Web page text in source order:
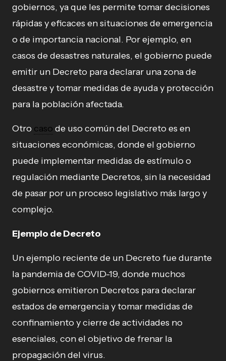
gobiernos, ya que les permite tomar decisiones
rápidas y eficaces en situaciones de emergencia
o de importancia nacional. Por ejemplo, en
casos de desastres naturales, el gobierno puede
emitir un Decreto para declarar una zona de
desastre y tomar medidas de ayuda y protección
para la población afectada.
Otro caso de uso común del Decreto es en
situaciones económicas, donde el gobierno
puede implementar medidas de estímulo o
regulación mediante Decretos, sin la necesidad
de pasar por un proceso legislativo más largo y
complejo.
Ejemplo de Decreto
Un ejemplo reciente de un Decreto fue durante
la pandemia de COVID-19, donde muchos
gobiernos emitieron Decretos para declarar
estados de emergencia y tomar medidas de
confinamiento y cierre de actividades no
esenciales, con el objetivo de frenar la
propagación del virus.